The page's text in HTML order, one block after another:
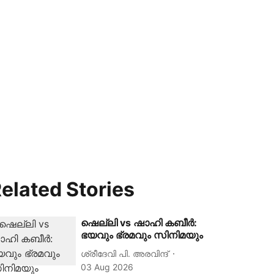
Stories
ഷെല്ലി vs ഷാഹി കബീര്‍:
ഭയവും ഭ്രമവും സിനിമയും
ശ്രീദേവി പി. അരവിന്ദ്
03 Aug 2026